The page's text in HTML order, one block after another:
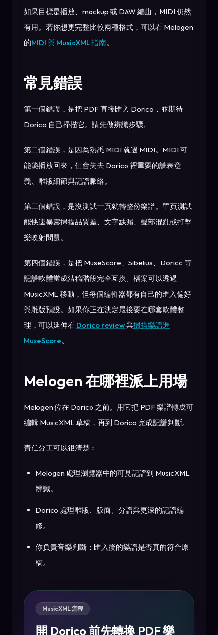
如果目標是播放、mockup 或 DAW 編曲，MIDI 仍然
有用。若你想更完整比較兩種格式，可以看 Melogen
的MIDI 與 MusicXML 指南。
常見錯誤
第一個錯誤，是把 PDF 直接匯入 Dorico，並期待
Dorico 自己掃描它。請先做辨識步驟。
第二個錯誤，是因為熟悉 MIDI 就選 MIDI。MIDI 可
能能播放回來，但會失去 Dorico 裡重要的譜表意
義、雕版細節與記譜脈絡。
第三個錯誤，是沒測試一頁就轉整份樂譜。單頁測試
能快速暴露掃描品質差、文字缺漏、聲部混亂或打擊
樂映射問題。
第四個錯誤，是把 MuseScore、Sibelius、Dorico 等
記譜軟體當成清稿階段完全互換。檔案可以透過
MusicXML 移動，但每個編輯器都有自己的匯入偏好
與雕版預設。如果你正在決定最後要在哪套軟體整
理，可以延伸看 Dorico review與掃描樂譜進
MuseScore。
Melogen 在哪裡派上用場
Melogen 位在 Dorico 之前。用它把 PDF 樂譜轉成可
編輯 MusicXML 草稿，再到 Dorico 完成記譜判斷。
責任分工可以很清楚：
Melogen 處理瀏覽器中的可見記譜到 MusicXML
辨識。
Dorico 處理雕版、版面、分譜與更深的記譜編
修。
你負責音樂判斷：匯入後的樂譜是否真的符合原
稿。
MusicXML 流程
開 Dorico 前先轉換 PDF 樂